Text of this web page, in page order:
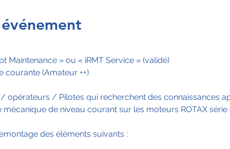
Maintenance » ou « iRMT Service » (validé)
courante (Amateur ++)
opérateurs / Pilotes qui recherchent des connaissances
mécanique de niveau courant sur les moteurs ROTAX
des éléments suivants :